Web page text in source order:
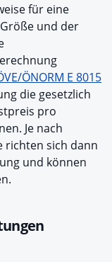
für eine
und der
ÖNORM E 8015
die gesetzlich
pro
Je nach
richten sich dann
und können